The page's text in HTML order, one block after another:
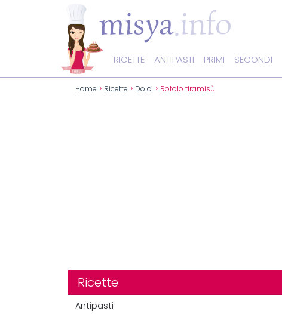
RICETTE ANTIPASTI PRIMI SECONDI
Home > Ricette > Dolci > Rotolo tiramisù
Ricette
Antipasti